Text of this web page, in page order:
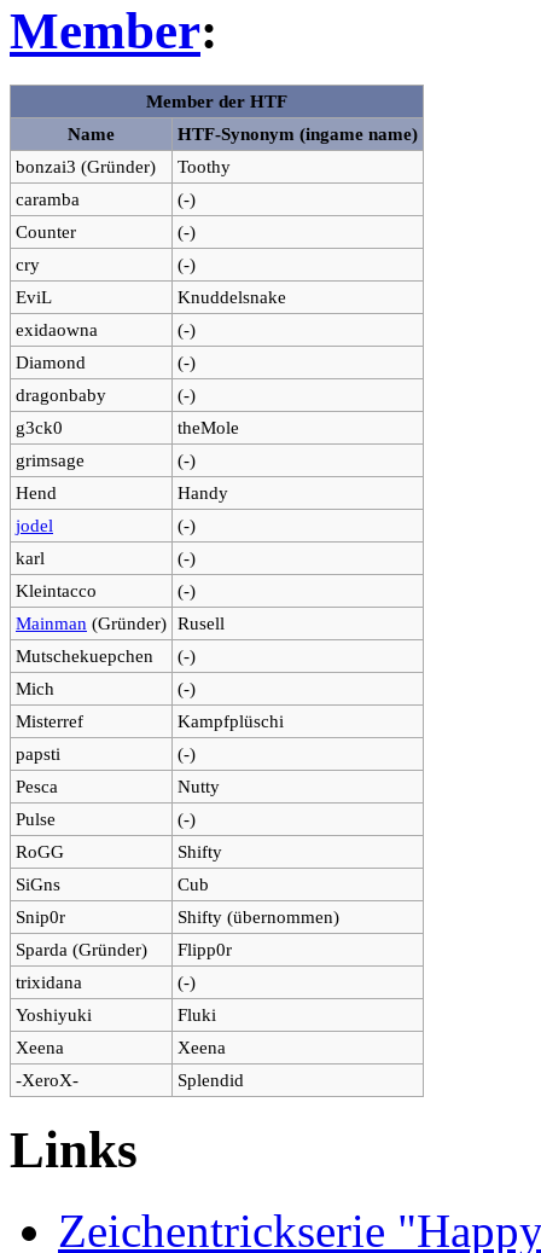
Member:
Member der HTF
Name
HTF-Synonym (ingame name)
bonzai3 (Gründer)
Toothy
caramba
(-)
Counter
(-)
cry
(-)
EviL
Knuddelsnake
exidaowna
(-)
Diamond
(-)
dragonbaby
(-)
g3ck0
theMole
grimsage
(-)
Hend
Handy
jodel
(-)
karl
(-)
Kleintacco
(-)
Mainman (Gründer) Rusell
Mutschekuepchen
(-)
Mich
(-)
Misterref
Kampfplüschi
papsti
(-)
Pesca
Nutty
Pulse
(-)
RoGG
Shifty
SiGns
Cub
Snip0r
Shifty (übernommen)
Sparda (Gründer)
Flipp0r
trixidana
(-)
Yoshiyuki
Fluki
Xeena
Xeena
-XeroX-
Splendid
Links
Zeichentrickserie